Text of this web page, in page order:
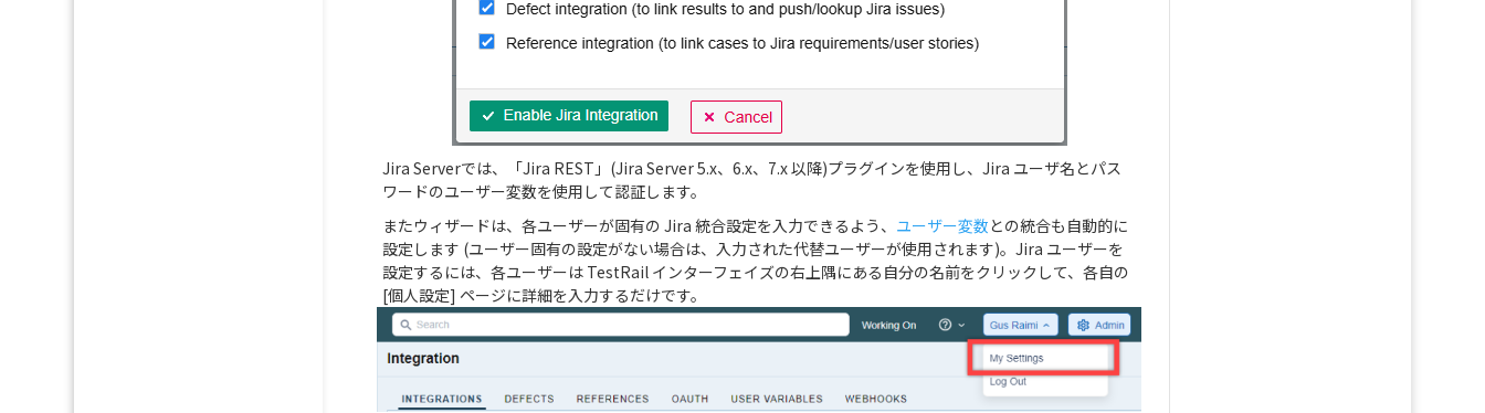
Jira Serverでは、「Jira REST」(Jira Server 5.x、6.x、7.x 以降)プラグインを使用し、Jira ユーザ名とパス
ワードのユーザー変数を使用して認証します。
またウィザードは、各ユーザーが固有の Jira 統合設定を入力できるよう、 ユーザー変数との統合も自動的に
設定します (ユーザー固有の設定がない場合は、入力された代替ユーザーが使用されます)。Jira ユーザーを
設定するには、各ユーザーは TestRail インターフェイズの右上隅にある自分の名前をクリックして、各自の
[個人設定] ページに詳細を入力するだけです。